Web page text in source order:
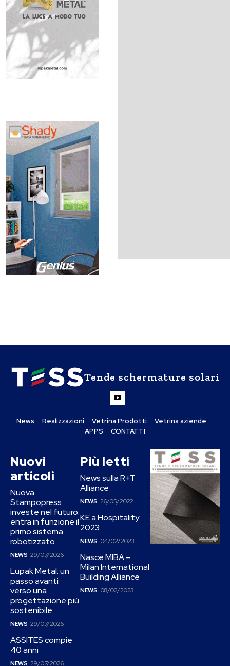
Tende schermature solari
News Realizzazioni Vetrina Prodotti
Vetrina aziende
APPS
CONTATTI
Nuovi
articoli
Nuova
Stampopress
investe nel futuro:
entra in funzione il
primo sistema
robotizzato
NEWS 29/07/2026
Lupak Metal: un
passo avanti
verso una
progettazione più
sostenibile
NEWS 29/07/2026
ASSITES compie
40 anni
NEWS 29/07/2026
Più letti
News sulla R+T
Alliance
NEWS 26/05/2022
KE a Hospitality
2023
NEWS 04/02/2023
Nasce MIBA –
Milan International
Building Alliance
NEWS 08/02/2023